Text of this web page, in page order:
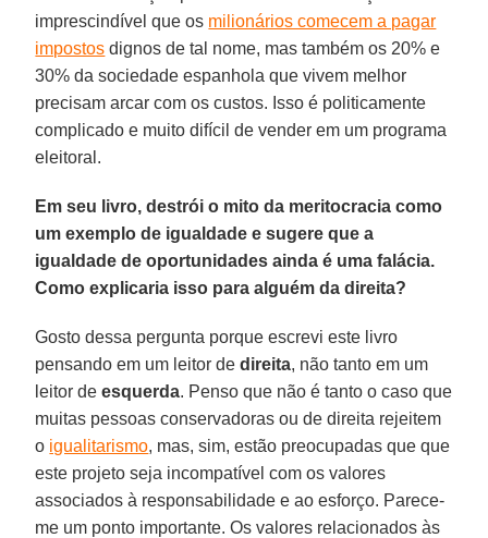
imprescindível que os milionários comecem a pagar
impostos dignos de tal nome, mas também os 20% e
30% da sociedade espanhola que vivem melhor
precisam arcar com os custos. Isso é politicamente
complicado e muito difícil de vender em um programa
eleitoral.
Em seu livro, destrói o mito da meritocracia como
um exemplo de igualdade e sugere que a
igualdade de oportunidades ainda é uma falácia.
Como explicaria isso para alguém da direita?
Gosto dessa pergunta porque escrevi este livro
pensando em um leitor dedireita, não tanto em um
leitor deesquerda. Penso que não é tanto o caso que
muitas pessoas conservadoras ou de direita rejeitem
o igualitarismo, mas, sim, estão preocupadas que que
este projeto seja incompatível com os valores
associados à responsabilidade e ao esforço. Parece-
me um ponto importante. Os valores relacionados às